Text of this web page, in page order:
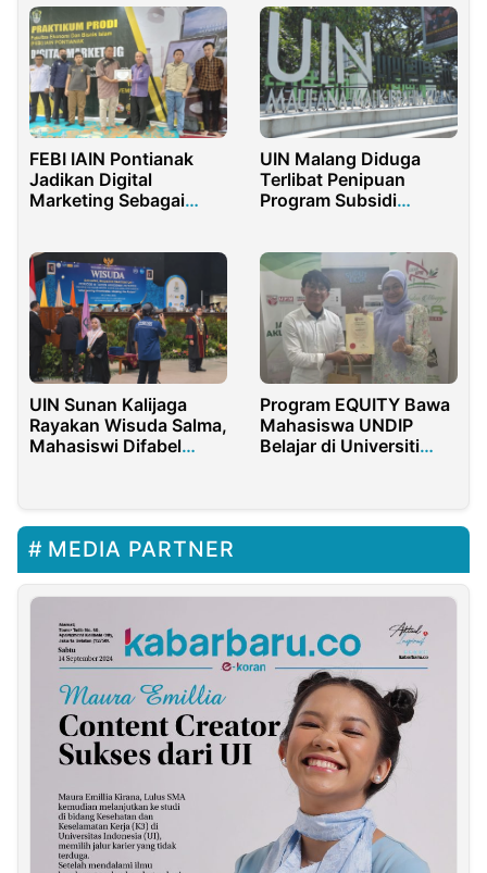
FEBI IAIN Pontianak
Jadikan Digital
Marketing Sebagai
UIN Malang Diduga
Terlibat Penipuan
Program Subsidi
UIN Sunan Kalijaga
Rayakan Wisuda Salma,
Mahasiswi Difabel
Program EQUITY Bawa
Mahasiswa UNDIP
Belajar di Universiti
MEDIA PARTNER